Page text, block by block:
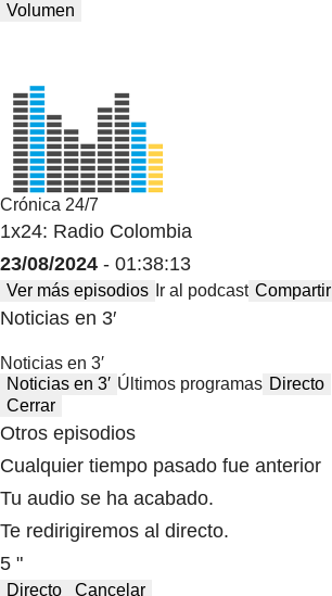
Volumen
Crónica 24/7
1x24: Radio Colombia
23/08/2024 - 01:38:13
Ver más episodios Ir al podcast Compartir
Noticias en 3′
Noticias en 3′
Noticias en 3′ Últimos programas Directo
Cerrar
Otros episodios
Cualquier tiempo pasado fue anterior
Tu audio se ha acabado.
Te redirigiremos al directo.
5 "
Directo Cancelar